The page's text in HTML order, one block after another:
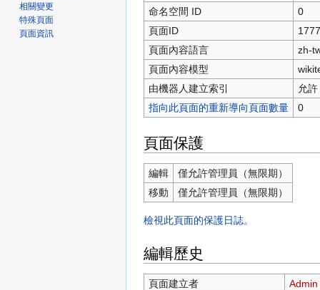
命名空間 ID
0
頁面ID
1777
頁面內容語言
zh-
頁面內容模型
由機器人建立索引
允許
指向此頁面的重新導向頁面數量
0
頁面保護
編輯
僅允許管理員（無限期）
移動
僅允許管理員（無限期）
檢視此頁面的保護日誌。
編輯歷史
頁面建立者 Admin
相關變更
特殊頁面
頁面資訊